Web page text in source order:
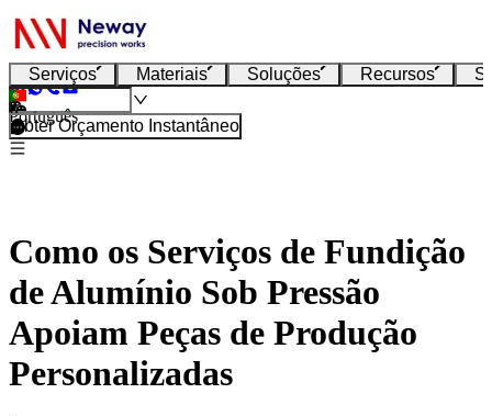
Serviços Materiais Soluções Recursos
Português
Obter Orçamento Instantâneo
Como os Serviços de Fundição
de Alumínio Sob Pressão
Apoiam Peças de Produção
Personalizadas